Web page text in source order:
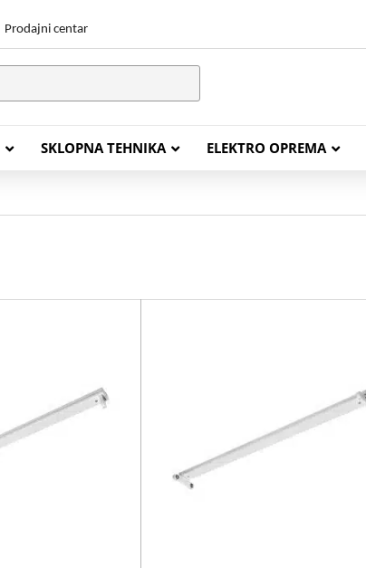
Prodajni centar
SKLOPNA TEHNIKA ELEKTRO OPREMA